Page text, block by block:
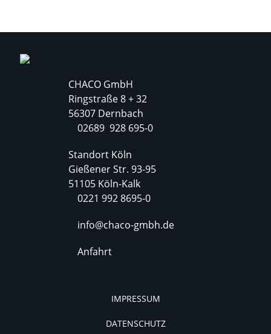
CHACO GmbH
Ringstraße 8 + 32
56307 Dernbach
02689 928 695-0
Standort Köln
Gießener Str. 93-95
51105 Köln-Kalk
0221 992 8695-0
info@chaco-gmbh.de
Anfahrt
IMPRESSUM
DATENSCHUTZ